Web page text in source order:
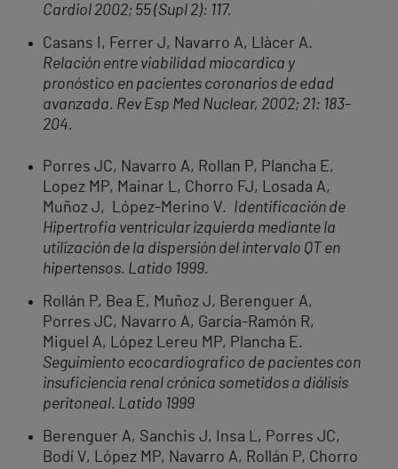
Cardiol 2002; 55 (Supl 2): 117.
Casans I, Ferrer J, Navarro A, Llàcer A.
Relación entre viabilidad miocardica y
pronóstico en pacientes coronarios de edad
avanzada. Rev Esp Med Nuclear, 2002; 21: 183-
204.
Porres JC, Navarro A, Rollan P, Plancha E,
Lopez MP, Mainar L, Chorro FJ, Losada A,
Muñoz J, López-Merino V. Identificación de
Hipertrofia ventricular izquierda mediante la
utilización de la dispersión del intervalo QT en
hipertensos. Latido 1999.
Rollán P, Bea E, Muñoz J, Berenguer A,
Porres JC, Navarro A, García-Ramón R,
Miguel A, López Lereu MP, Plancha E.
Seguimiento ecocardiografico de pacientes con
insuficiencia renal crónica sometidos a diálisis
peritoneal. Latido 1999
Berenguer A, Sanchis J, Insa L, Porres JC,
Bodí V, López MP, Navarro A, Rollán P, Chorro